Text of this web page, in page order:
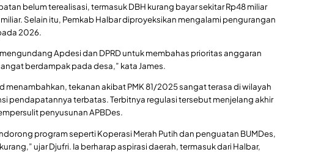
belum terealisasi, termasuk DBH kurang bayar sekitar Rp48 miliar
miliar. Selain itu, Pemkab Halbar diproyeksikan mengalami pengurangan
2026.
Apdesi dan DPRD untuk membahas prioritas anggaran
berdampak pada desa,” kata James.
menambahkan, tekanan akibat PMK 81/2025 sangat terasa di wilayah
pendapatannya terbatas. Terbitnya regulasi tersebut menjelang akhir
penyusunan APBDes.
program seperti Koperasi Merah Putih dan penguatan BUMDes,
ujar Djufri. Ia berharap aspirasi daerah, termasuk dari Halbar,